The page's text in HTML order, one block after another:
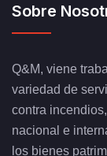
Sobre
Q&M, viene
variedad de
contra
nacional e
los bienes